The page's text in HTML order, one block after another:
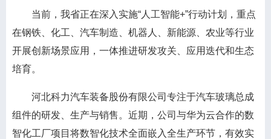
当前，我省正在深入实施“人工智能+”行动计划，重点
在钢铁、化工、汽车制造、机器人、新能源、农业等行业
开展创新场景应用，一体推进研发攻关、应用迭代和生态
培育。
河北科力汽车装备股份有限公司专注于汽车玻璃总成
组件的研发、生产与销售。近期，公司与华为云合作的数
智化工厂项目将数智化技术全面嵌入全生产环节，有效实